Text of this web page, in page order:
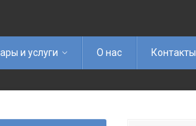
и услуги О нас Контакты